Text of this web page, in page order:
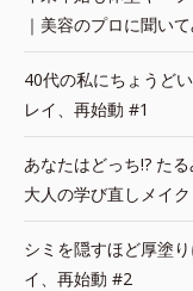
｜美容のプロに聞い
40代の私にちょうど
レイ、再始動 #1
あなたはどっち!? た
大人の学び直しメイ
シミを隠すほど厚塗
イ、再始動 #2